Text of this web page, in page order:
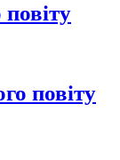
повіту